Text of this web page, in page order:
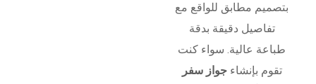
بتصميم مطابق للواقع مع
تفاصيل دقيقة بدقة
طباعة عالية. سواء كنت
تقوم بإنشاءجواز سفر